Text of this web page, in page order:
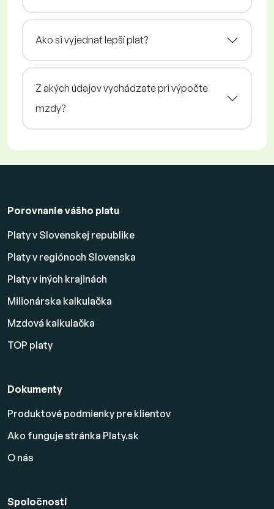
Ako si vyjednať lepší plat?
Z akých údajov vychádzate pri výpočte
mzdy?
Porovnanie vášho platu
Platy v Slovenskej republike
Platy v regiónoch Slovenska
Platy v iných krajinách
Milionárska kalkulačka
Mzdová kalkulačka
TOP platy
Dokumenty
Produktové podmienky pre klientov
Ako funguje stránka Platy.sk
O nás
Spoločnosti